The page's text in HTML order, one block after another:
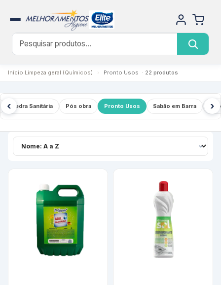
Início Limpeza geral (Químicos) › Pronto Usos · 22 produtos
Pedra Sanitária Pós obra Pronto Usos Sabão em Barra
‹ ›